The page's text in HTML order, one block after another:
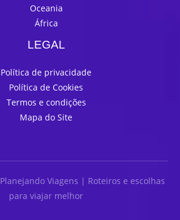
Oceania
África
LEGAL
Política de privacidade
Política de Cookies
Termos e condições
Mapa do Site
Viagens | Roteiros e escolhas
para viajar melhor